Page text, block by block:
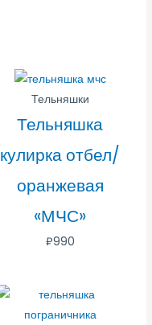
Тельняшки
Тельняшка
кулирка отбел/
оранжевая
«МЧС»
₽990